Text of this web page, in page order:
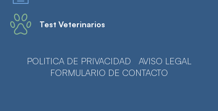
Test Veterinarios
POLITICA DE PRIVACIDAD
AVISO LEGAL
FORMULARIO DE CONTACTO